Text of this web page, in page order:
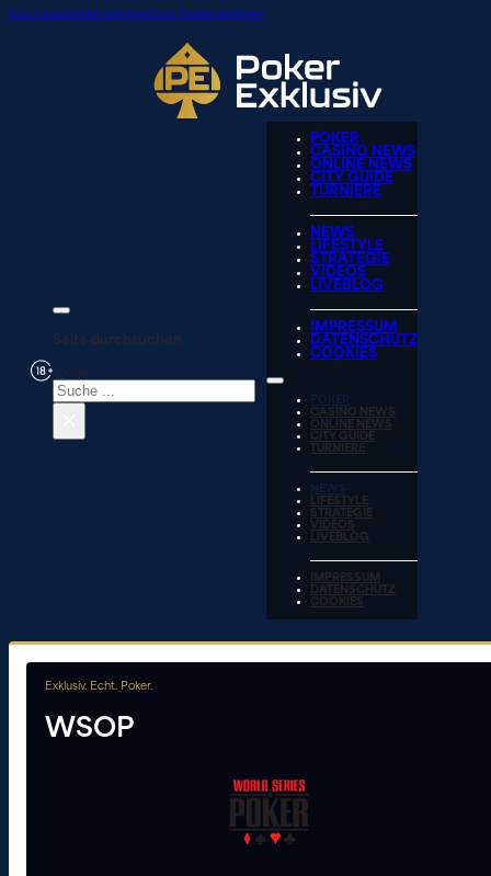
Zum Hauptinhalt springenZum Footer springen
Seite durchsuchen
POKER
CASINO NEWS
ONLINE NEWS
CITY GUIDE
TURNIERE
NEWS
LIFESTYLE
STRATEGIE
VIDEOS
LIVEBLOG
IMPRESSUM
DATENSCHUTZ
COOKIES
POKER
CASINO NEWS
ONLINE NEWS
CITY GUIDE
TURNIERE
NEWS
LIFESTYLE
STRATEGIE
VIDEOS
LIVEBLOG
IMPRESSUM
DATENSCHUTZ
COOKIES
Exklusiv. Echt. Poker.
WSOP